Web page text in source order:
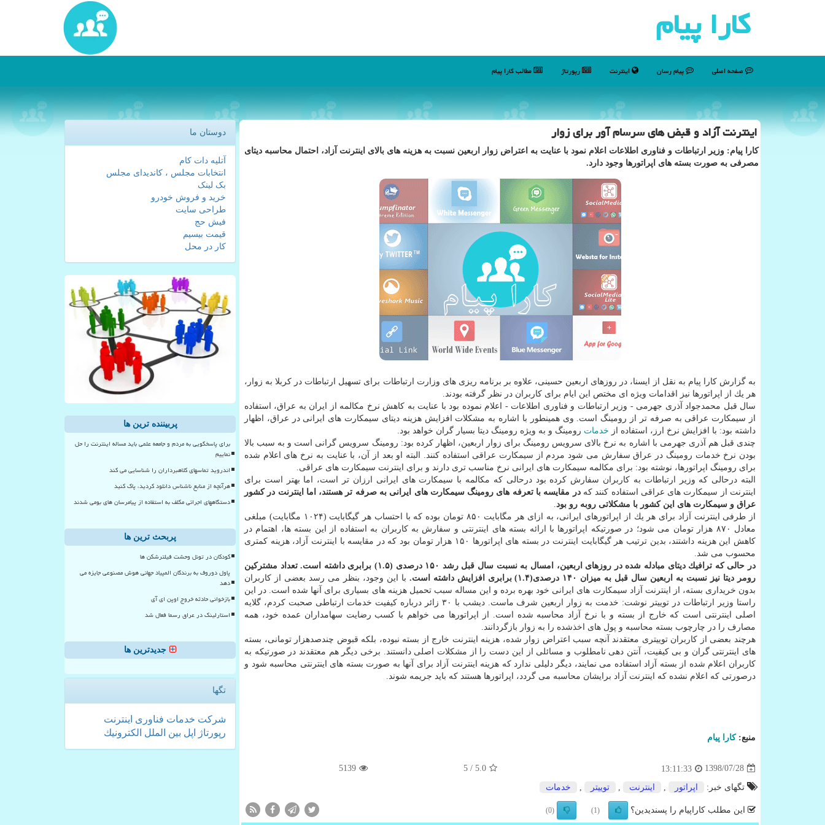
كارا پیام
صفحه اصلی پیام رسان اینترنت رپورتاژ مطالب كارا پیام
اینترنت آزاد و قبض های سرسام آور برای زوار
كارا پیام: وزیر ارتباطات و فناوری اطلاعات اعلام نمود با عنایت به اعتراض زوار اربعین نسبت به هزینه های بالای اینترنت آزاد، احتمال محاسبه دیتای
مصرفی به صورت بسته های اپراتورها وجود دارد.
‏به گزارش كارا پیام به نقل از ایسنا، در روزهای اربعین حسینی، علاوه بر برنامه ریزی های وزارت ارتباطات برای تسهیل ارتباطات در كربلا به زوار،
هر یك از اپراتورها نیز اقدامات ویژه ای مختص این ایام برای كاربران در نظر گرفته بودند.
سال قبل محمدجواد آذری جهرمی - وزیر ارتباطات و فناوری اطلاعات - اعلام نموده بود با عنایت به كاهش نرخ مكالمه از ایران به عراق، استفاده
از سیمكارت عراقی به صرفه تر از رومینگ است. وی همینطور با اشاره به مشكلات افزایش هزینه دیتای سیمكارت های ایرانی در عراق، اظهار
داشته بود: با افزایش نرخ ارز، استفاده از خدمات رومینگ و به ویژه رومینگ دیتا بسیار گران خواهد بود.
چندی قبل هم آذری جهرمی با اشاره به نرخ بالای سرویس رومینگ برای زوار اربعین، اظهار كرده بود: رومینگ سرویس گرانی است و به سبب بالا
بودن نرخ خدمات رومینگ در عراق سفارش می شود مردم از سیمكارت عراقی استفاده كنند. البته او بعد از آن، با عنایت به نرخ های اعلام شده
برای رومینگ اپراتورها، نوشته بود: برای مكالمه سیمكارت های ایرانی نرخ مناسب تری دارند و برای اینترنت سیمكارت های عراقی.
البته درحالی كه وزیر ارتباطات به كاربران سفارش كرده بود درحالی كه مكالمه با سیمكارت های ایرانی ارزان تر است، اما بهتر است برای
اینترنت از سیمكارت های عراقی استفاده كنند كهدر مقایسه با تعرفه های رومینگ سیمكارت های ایرانی به صرفه تر هستند، اما اینترنت در كشور
عراق و سیمكارت های این كشور با مشكلاتی روبه رو بود.
از طرفی اینترنت آزاد برای هر یك از اپراتورهای ایرانی، به ازای هر مگابایت ۸۵۰ تومان بوده كه با احتساب هر گیگابایت (۱۰۲۴ مگابایت) مبلغی
معادل ۸۷۰ هزار تومان می شود؛ در صورتیكه اپراتورها با ارائه بسته های اینترنتی و سفارش به كاربران به استفاده از این بسته ها، اهتمام در
كاهش این هزینه داشتند، بدین ترتیب هر گیگابایت اینترنت در بسته های اپراتورها ۱۵۰ هزار تومان بود كه در مقایسه با اینترنت آزاد، هزینه كمتری
محسوب می شد.
در حالی كه ترافیك دیتای مبادله شده در روزهای اربعین، امسال به نسبت سال قبل رشد ۱۵۰ درصدی (۱.۵) برابری داشته است. تعداد مشتركین
رومر دیتا نیز نسبت به اربعین سال قبل به میزان ۱۴۰ درصدی(۱.۴) برابری افزایش داشته است.
با این وجود، بنظر می رسد بعضی از كاربران
بدون خریداری بسته، از اینترنت آزاد سیمكارت های ایرانی خود بهره برده و این مساله سبب تحمیل هزینه های بسیاری برای آنها شده است. در این
راستا وزیر ارتباطات در توییتر نوشت: خدمت به زوار اربعین شرف ماست. دیشب با ۳۰ زائر درباره كیفیت خدمات ارتباطی صحبت كردم، گلایه
اصلی اینترنتی است كه خارج از بسته و با نرخ آزاد محاسبه شده است. از اپراتورها می خواهم با كسب رضایت سهامداران عمده خود، همه
مصارف را در چارچوب بسته محاسبه و پول های اخذشده را به زوار بازگردانند.
هرچند بعضی از كاربران توییتری معتقدند آنچه سبب اعتراض زوار شده، هزینه اینترنت خارج از بسته نبوده، بلكه قبوض چندصدهزار تومانی، بسته
های اینترنتی گران و بی كیفیت، آنتن دهی نامطلوب و مسائلی از این دست را از مشكلات اصلی دانستند. برخی دیگر هم معتقدند در صورتیكه به
كاربران اعلام شده از بسته آزاد استفاده می نمایند، دیگر دلیلی ندارد كه هزینه اینترنت آزاد برای آنها به صورت بسته های اینترنتی محاسبه شود و
درصورتی كه اعلام نشده كه اینترنت آزاد برایشان محاسبه می گردد، اپراتورها هستند كه باید جریمه شوند.
منبع:كارا پیام
1398/07/28
13:11:33
5.0
/ 5
5139
تگهای خبر: اپراتور اینترنت توییتر خدمات
این مطلب کاراپیام را پسندیدین؟ (1)
(0)
دوستان ما
آتلیه دات کام
انتخابات مجلس ، کاندیدای مجلس
بک لینک
خرید و فروش خودرو
طراحی سایت
فیش حج
قیمت بیسیم
کار در محل
پربیننده ترین ها
برای پاسخگویی به مردم و جامعه علمی باید مساله اینترنت را حل
نماییم
اندروید تماسهای کلاهبرداران را شناسایی می کند
هرآنچه از منابع ناشناس دانلود کردید، پاک کنید
دستگاههای اجرائی مکلف به استفاده از پیامرسان های بومی شدند
پربحث ترین ها
کودکان در تونل وحشت فیلترشکن ها
پاول دوروف به برندگان المپیاد جهانی هوش مصنوعی جایزه می
دهد
بازخوانی حادثه خروج اوپن ای آی
استارلینک در عراق رسما فعال شد
جدیدترین ها
تگها
شركت خدمات فناوری اینترنت
رپورتاژ
اپل بین الملل الكترونیك